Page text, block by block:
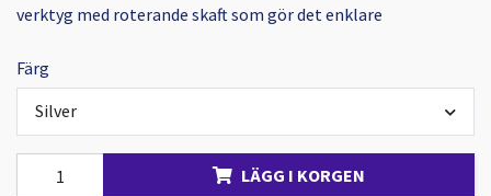
verktyg med roterande skaft som gör det enklare
Färg
Silver
LÄGG I KORGEN